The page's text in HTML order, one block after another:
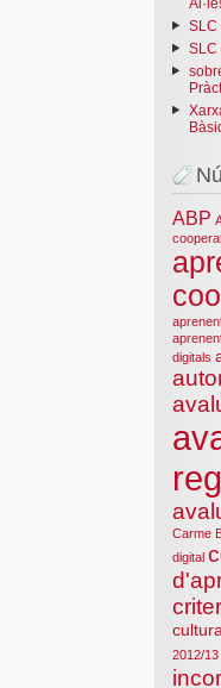
SLC
SLC
ABP
digitals
Carme
digital
2012/13